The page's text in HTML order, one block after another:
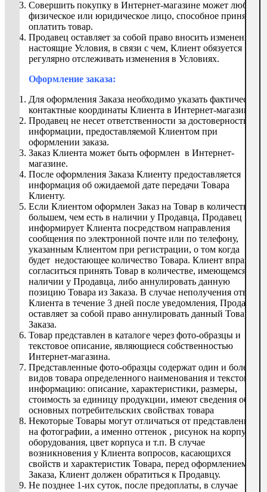
Совершить покупку в Интернет-магазине может любое
физическое или юридическое лицо, способное принять и
оплатить товар.
Продавец оставляет за собой право вносить изменения в
настоящие Условия, в связи с чем, Клиент обязуется
регулярно отслеживать изменения в Условиях.
Оформление заказа:
Для оформления Заказа необходимо указать фактические
контактные координаты Клиента в Интернет-магазине.
Продавец не несет ответственности за достоверность
информации, предоставляемой Клиентом при
оформлении заказа.
Заказ Клиента может быть оформлен в Интернет-
магазине.
После оформления Заказа Клиенту предоставляется
информация об ожидаемой дате передачи Товара
Клиенту.
Если Клиентом оформлен Заказ на Товар в количестве
большем, чем есть в наличии у Продавца, Продавец
информирует Клиента посредством направления
сообщения по электронной почте или по телефону,
указанным Клиентом при регистрации, о том когда
будет недостающее количество Товара. Клиент вправе
согласиться принять Товар в количестве, имеющемся в
наличии у Продавца, либо аннулировать данную
позицию Товара из Заказа. В случае неполучения ответа
Клиента в течение 3 дней после уведомления, Продавец
оставляет за собой право аннулировать данный Товар из
Заказа.
Товар представлен в каталоге через фото-образцы и
текстовое описание, являющиеся собственностью
Интернет-магазина.
Представленные фото-образцы содержат один и более
видов товара определенного наименования и текстовую
информацию: описание, характеристики, размеры,
стоимость за единицу продукции, имеют сведения об
основных потребительских свойствах товара
Некоторые Товары могут отличаться от представленных
на фотографии, а именно оттенок , рисунок на корпусе
оборудования, цвет корпуса и т.п. В случае
возникновения у Клиента вопросов, касающихся
свойств и характеристик Товара, перед оформлением
Заказа, Клиент должен обратиться к Продавцу.
Не позднее 1-их суток, после предоплаты, в случае